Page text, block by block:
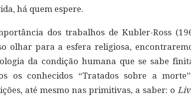
há quem espere.
dos trabalhos de Kubler-Ross
olhar para a esfera religiosa,
da condição humana que se sabe
os conhecidos “Tratados sobre a
até mesmo nas primitivas, a saber: o